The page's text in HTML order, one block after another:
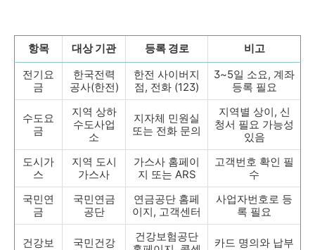
항목 대상 기관 등록 경로
비고
전기요
금
한국전력
공사(한전)
한전 사이버지
점, 전화 (123)
3~5일 소요, 계좌
등록 필요
수도요
금
지역 상하
수도사업
소
지자체 민원실
또는 전화 문의
지역별 상이, 신
청서 필요 가능성
있음
도시가
스
지역 도시
가스사
가스사 홈페이
지 또는 ARS
고객번호 확인 필
수
국민연
금
국민연금
공단
연금공단 홈페
이지, 고객센터
사업자번호로 등
록 필요
건강보
국민건강
건강보험공단
카드 명의와 납부